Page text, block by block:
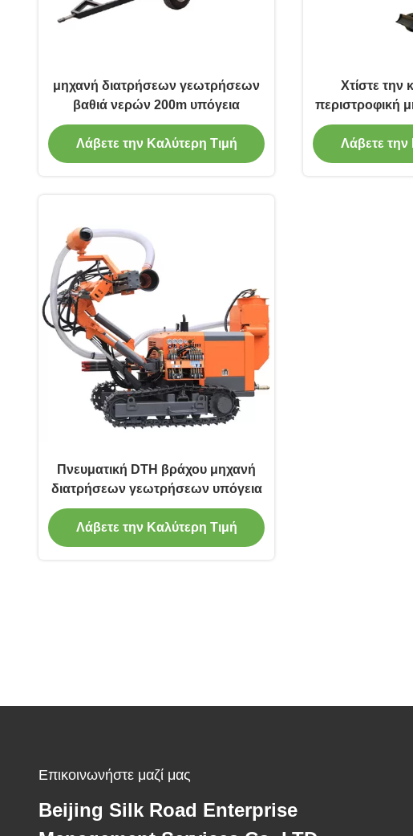
μηχανή διατρήσεων γεωτρήσεων
βαθιά νερών 200m υπόγεια
Λάβετε την Καλύτερη Τιμή
Χτίστε την
περιστροφική
Λάβετε την
Πνευματική DTH βράχου μηχανή
διατρήσεων γεωτρήσεων υπόγεια
Λάβετε την Καλύτερη Τιμή
Επικοινωνήστε μαζί μας
Beijing Silk Road Enterprise